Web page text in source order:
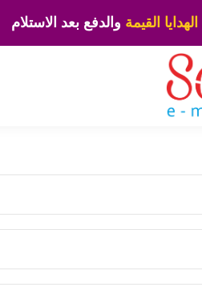
الهدايا القيمة والدفع بعد الاستلام